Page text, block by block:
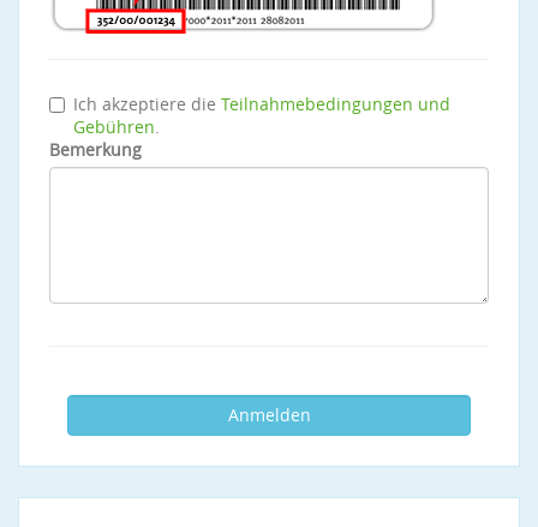
Ich akzeptiere die Teilnahmebedingungen und
Gebühren.
Bemerkung